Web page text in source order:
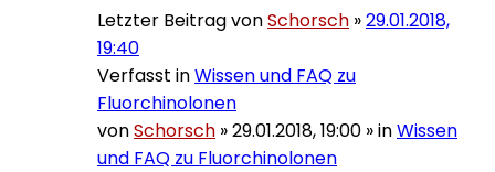
Letzter Beitrag vonSchorsch »29.01.2018,
19:40
Verfasst inWissen und FAQ zu
Fluorchinolonen
vonSchorsch »29.01.2018, 19:00 » inWissen
und FAQ zu Fluorchinolonen